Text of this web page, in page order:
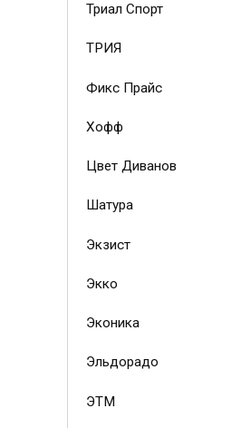
Триал Спорт
ТРИЯ
Фикс Прайс
Хофф
Цвет Диванов
Шатура
Экзист
Экко
Эконика
Эльдорадо
ЭТМ